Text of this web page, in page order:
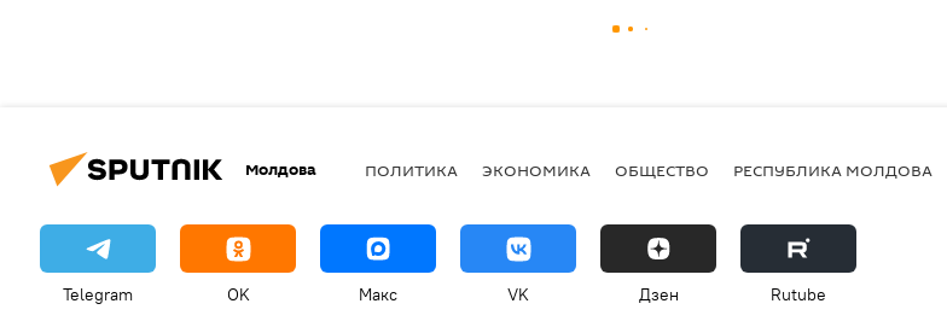
Молдова ПОЛИТИКА ЭКОНОМИКА ОБЩЕСТВО РЕСПУБЛИКА МОЛДОВА
Telegram OK Макс VK Дзен Rutube